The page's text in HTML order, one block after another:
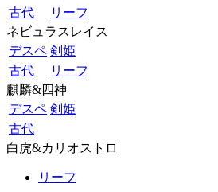
古代
リーフ
ネビュラスレイス
デスペ 剣姫
古代
リーフ
麒麟&四神
デスペ 剣姫
古代
白虎&カリオストロ
リーフ